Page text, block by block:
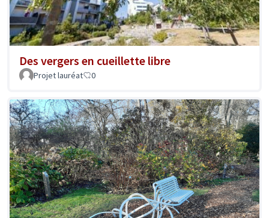
Des vergers en cueillette libre
Projet lauréat 0